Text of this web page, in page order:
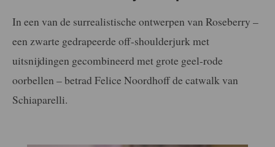
In een van de surrealistische ontwerpen van Roseberry –
een zwarte gedrapeerde off-shoulderjurk met
uitsnijdingen gecombineerd met grote geel-rode
oorbellen – betrad Felice Noordhoff de catwalk van
Schiaparelli.